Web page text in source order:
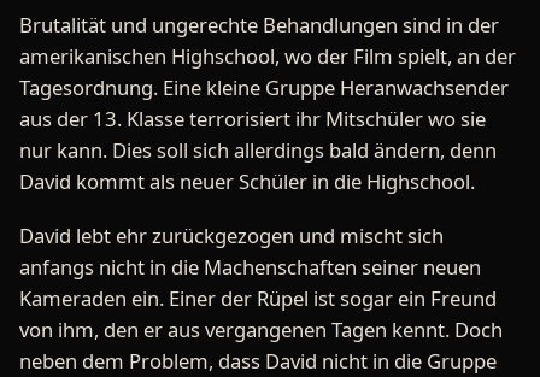
Brutalität und ungerechte Behandlungen sind in der
amerikanischen Highschool, wo der Film spielt, an der
Tagesordnung. Eine kleine Gruppe Heranwachsender
aus der 13. Klasse terrorisiert ihr Mitschüler wo sie
nur kann. Dies soll sich allerdings bald ändern, denn
David kommt als neuer Schüler in die Highschool.
David lebt ehr zurückgezogen und mischt sich
anfangs nicht in die Machenschaften seiner neuen
Kameraden ein. Einer der Rüpel ist sogar ein Freund
von ihm, den er aus vergangenen Tagen kennt. Doch
neben dem Problem, dass David nicht in die Gruppe